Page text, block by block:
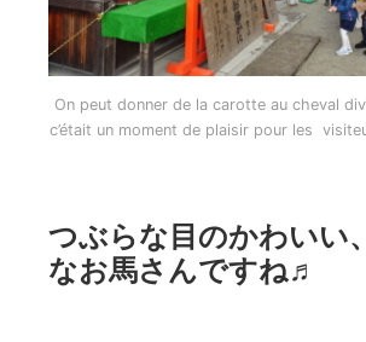
On peut donner de la carotte au cheval
c’était un moment de plaisir pour les
つぶらな目のかわいい
なお馬さんですね♬